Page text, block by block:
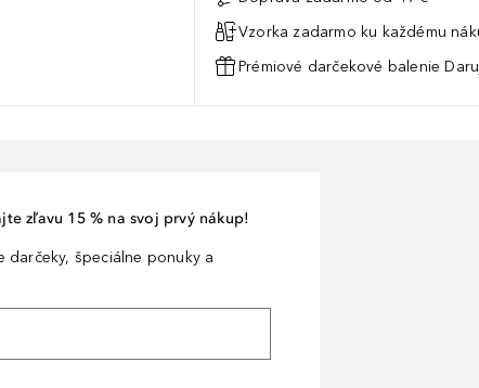
Vzorka zadarmo ku každému
Prémiové darčekové balenie
zľavu 15 % na svoj prvý nákup!
darčeky, špeciálne ponuky a